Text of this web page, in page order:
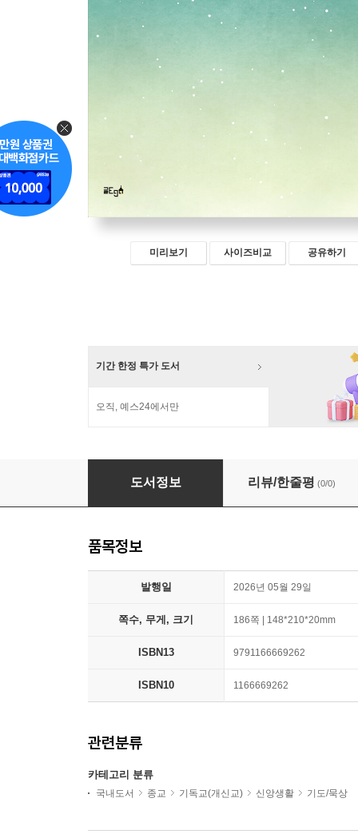
미리보기 사이즈비교 공유하기
기간 한정 특가 도서
오직, 예스24에서만
나의 어둠을 밝히시네
도서정보 리뷰/한줄평 (0/0)
품목정보
발행일 2026년 05월 29일
쪽수, 무게, 크기 186쪽 | 148*210*20mm
ISBN13 9791166669262
ISBN10 1166669262
관련분류
카테고리 분류
국내도서 종교 기독교(개신교) 신앙생활 기도/묵상